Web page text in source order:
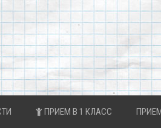
ПРИЕМ В 1 КЛАСС